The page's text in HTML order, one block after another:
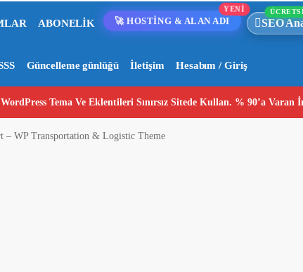
ABONELİK 🚀 HOSTİNG & ALAN ADI
YENİ
SEO
Güncelleme günlüğü İletişim Hesabım / Giriş
Tema Ve Eklentileri Sınırsız Sitede Kullan. % 90’a Varan
– WP Transportation & Logistic Theme